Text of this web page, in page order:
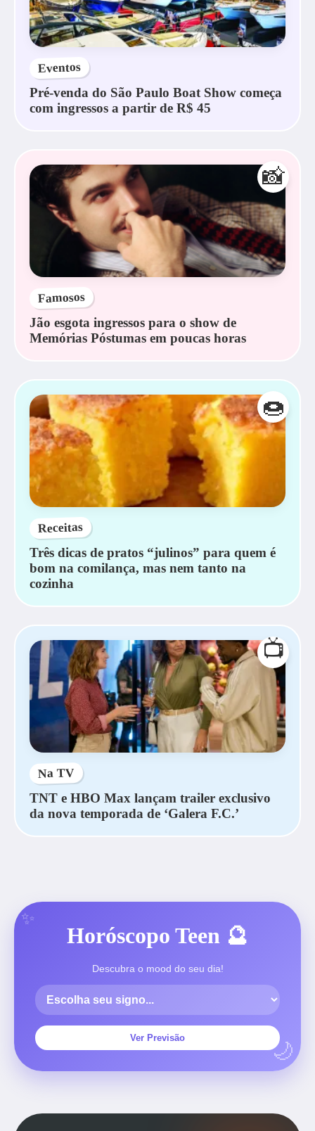
Eventos
Pré-venda do São Paulo Boat Show começa
com ingressos a partir de R$ 45
📸
Famosos
Jão esgota ingressos para o show de
Memórias Póstumas em poucas horas
🍩
Receitas
Três dicas de pratos “julinos” para quem é
bom na comilança, mas nem tanto na
cozinha
📺
Na TV
TNT e HBO Max lançam trailer exclusivo
da nova temporada de ‘Galera F.C.’
Horóscopo Teen 🔮
Descubra o mood do seu dia!
Ver Previsão